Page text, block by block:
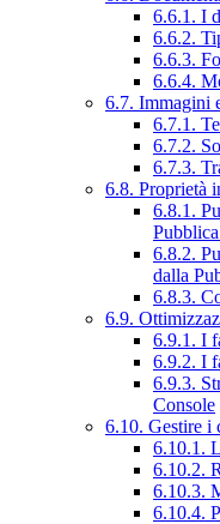
6.6.1. I
6.6.2.
6.6.3.
6.6.4.
6.7. Immagini
6.7.1.
6.7.2.
6.7.3.
6.8. Proprietà
6.8.1.
6.8.2.
dalla
6.8.3.
6.9.
6.9.1. I
6.9.2. I
6.9.3.
Console
6.10. Gestire i
6.10.1.
6.10.2.
6.10.3.
6.10.4.